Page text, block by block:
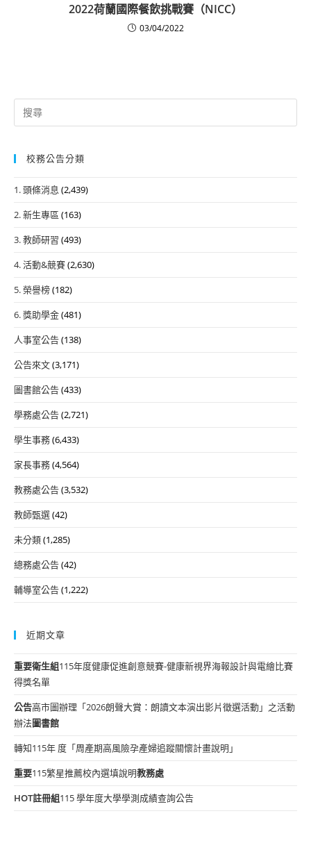
2022荷蘭國際餐飲挑戰賽（NICC）
03/04/2022
Search
for:
校務公告分類
1. 頭條消息 (2,439)
2. 新生專區 (163)
3. 教師研習 (493)
4. 活動&競賽(2,630)
5. 榮譽榜(182)
6. 獎助學金(481)
人事室公告(138)
公告來文(3,171)
圖書館公告(433)
學務處公告(2,721)
學生事務(6,433)
家長事務(4,564)
教務處公告(3,532)
教師甄選(42)
未分類(1,285)
總務處公告(42)
輔導室公告(1,222)
近期文章
重要衛生組115年度健康促進創意競賽-健康新視界海報設計與電繪比賽
得獎名單
公告高市圖辦理「2026朗聲大賞：朗讀文本演出影片徵選活動」之活動
辦法圖書館
轉知115年 度「周產期高風險孕產婦追蹤關懷計畫說明」
重要115繁星推薦校內選填說明教務處
HOT註冊組115 學年度大學學測成績查詢公告